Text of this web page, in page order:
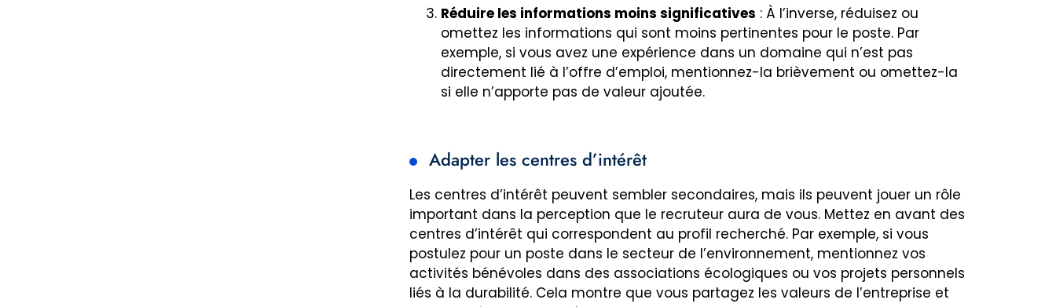
Réduire les informations moins significatives : À l’inverse, réduisez ou
omettez les informations qui sont moins pertinentes pour le poste. Par
exemple, si vous avez une expérience dans un domaine qui n’est pas
directement lié à l’offre d’emploi, mentionnez-la brièvement ou omettez-la
si elle n’apporte pas de valeur ajoutée.
Adapter les centres d’intérêt
Les centres d’intérêt peuvent sembler secondaires, mais ils peuvent jouer un rôle
important dans la perception que le recruteur aura de vous. Mettez en avant des
centres d’intérêt qui correspondent au profil recherché. Par exemple, si vous
postulez pour un poste dans le secteur de l’environnement, mentionnez vos
activités bénévoles dans des associations écologiques ou vos projets personnels
liés à la durabilité. Cela montre que vous partagez les valeurs de l’entreprise et